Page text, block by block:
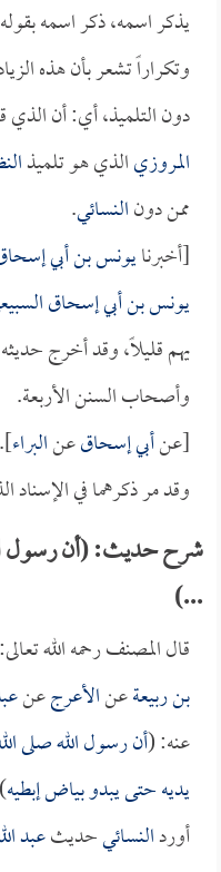
يذكر اسمه، ذكر اسمه
وتكراراً تشعر بأن هذه
دون التلميذ، أي: أن الذي
المروزيالذي هو تلميذ
ممن دونالنسائي.
[أخبرنايونس بن أبي
يونس بن أبي إسحاق
يهم قليلاً، وقد أخرج حديثه
وأصحاب السنن الأربعة.
[عنأبي إسحاقعنالبراء].
وقد مر ذكرهما في الإسناد
شرح حديث: (أن رسول
...)
قال المصنف رحمه الله
بن ربيعةعنالأعرجعن
عنه: (أن رسول الله صلى
يديه حتى يبدو بياض إبطيه
أوردالنسائيحديثعبد